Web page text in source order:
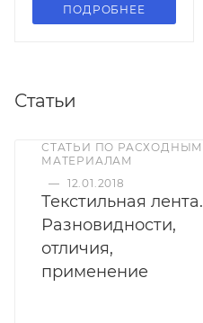
ПОДРОБНЕЕ
Статьи
СТАТЬИ ПО РАСХОДНЫМ
МАТЕРИАЛАМ
— 12.01.2018
Текстильная лента.
Разновидности,
отличия,
применение